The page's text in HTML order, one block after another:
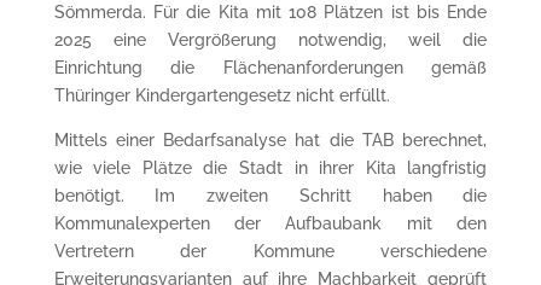
Sömmerda. Für die Kita mit 108 Plätzen ist bis Ende
2025 eine Vergrößerung notwendig, weil die
Einrichtung die Flächenanforderungen gemäß
Thüringer Kindergartengesetz nicht erfüllt.
Mittels einer Bedarfsanalyse hat die TAB berechnet,
wie viele Plätze die Stadt in ihrer Kita langfristig
benötigt. Im zweiten Schritt haben die
Kommunalexperten der Aufbaubank mit den
Vertretern der Kommune verschiedene
Erweiterungsvarianten auf ihre Machbarkeit geprüft